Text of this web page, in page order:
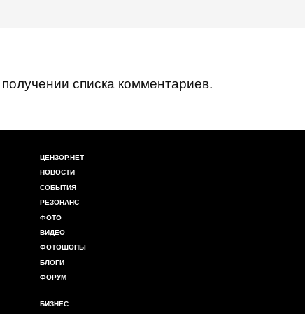
на 31 декабря 2021 (млн. долл. США)
списка комментариев.
ЦЕНЗОР.НЕТ
НОВОСТИ
СОБЫТИЯ
РЕЗОНАНС
ФОТО
ВИДЕО
ФОТОШОПЫ
БЛОГИ
ФОРУМ
БИЗНЕС